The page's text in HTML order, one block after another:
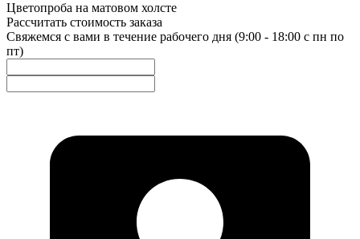
Цветопроба на матовом холсте
Рассчитать стоимость заказа
Свяжемся с вами в течение рабочего дня (9:00 - 18:00 с пн по
пт)